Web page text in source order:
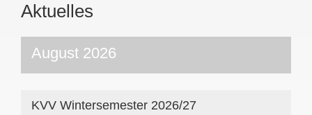
Aktuelles
August 2026
KVV Wintersemester 2026/27